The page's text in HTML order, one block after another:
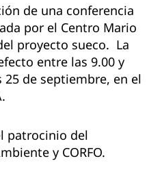
de una conferencia
por el Centro Mario
proyecto sueco. La
entre las 9.00 y
de septiembre, en el
patrocinio del
y CORFO.